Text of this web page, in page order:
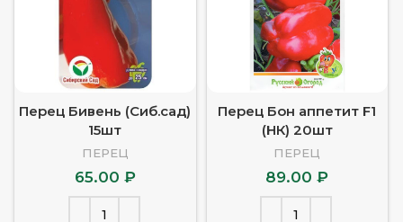
Перец Бивень (Сиб.сад)
15шт
ПЕРЕЦ
65.00 ₽
Перец Бон аппетит F1
(НК) 20шт
ПЕРЕЦ
89.00₽